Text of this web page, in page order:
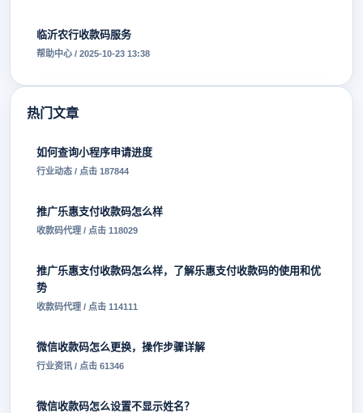
临沂农行收款码服务
帮助中心 / 2025-10-23 13:38
热门文章
如何查询小程序申请进度
行业动态 / 点击 187844
推广乐惠支付收款码怎么样
收款码代理 / 点击 118029
推广乐惠支付收款码怎么样，了解乐惠支付收款码的使用和优
势
收款码代理 / 点击 114111
微信收款码怎么更换，操作步骤详解
行业资讯 / 点击 61346
微信收款码怎么设置不显示姓名？